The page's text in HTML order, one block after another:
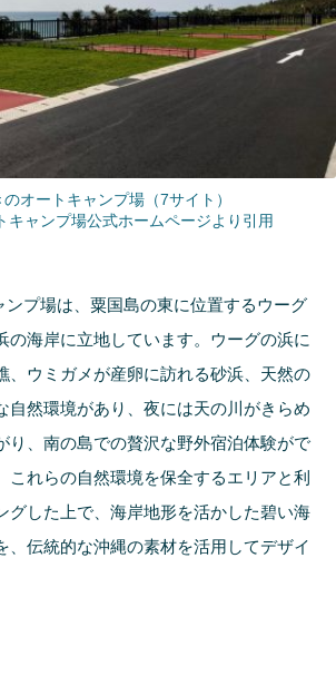
オートキャンプ場（7サイト）
キャンプ場公式ホームページ より引用
プ場は、粟国島の東に位置するウーグ
の海岸に立地しています。ウーグの浜に
、ウミガメが産卵に訪れる砂浜、天然の
自然環境があり、夜には天の川がきらめ
り、南の島での贅沢な野外宿泊体験がで
これらの自然環境を保全するエリアと利
グした上で、海岸地形を活かした碧い海
、伝統的な沖縄の素材を活用してデザイ